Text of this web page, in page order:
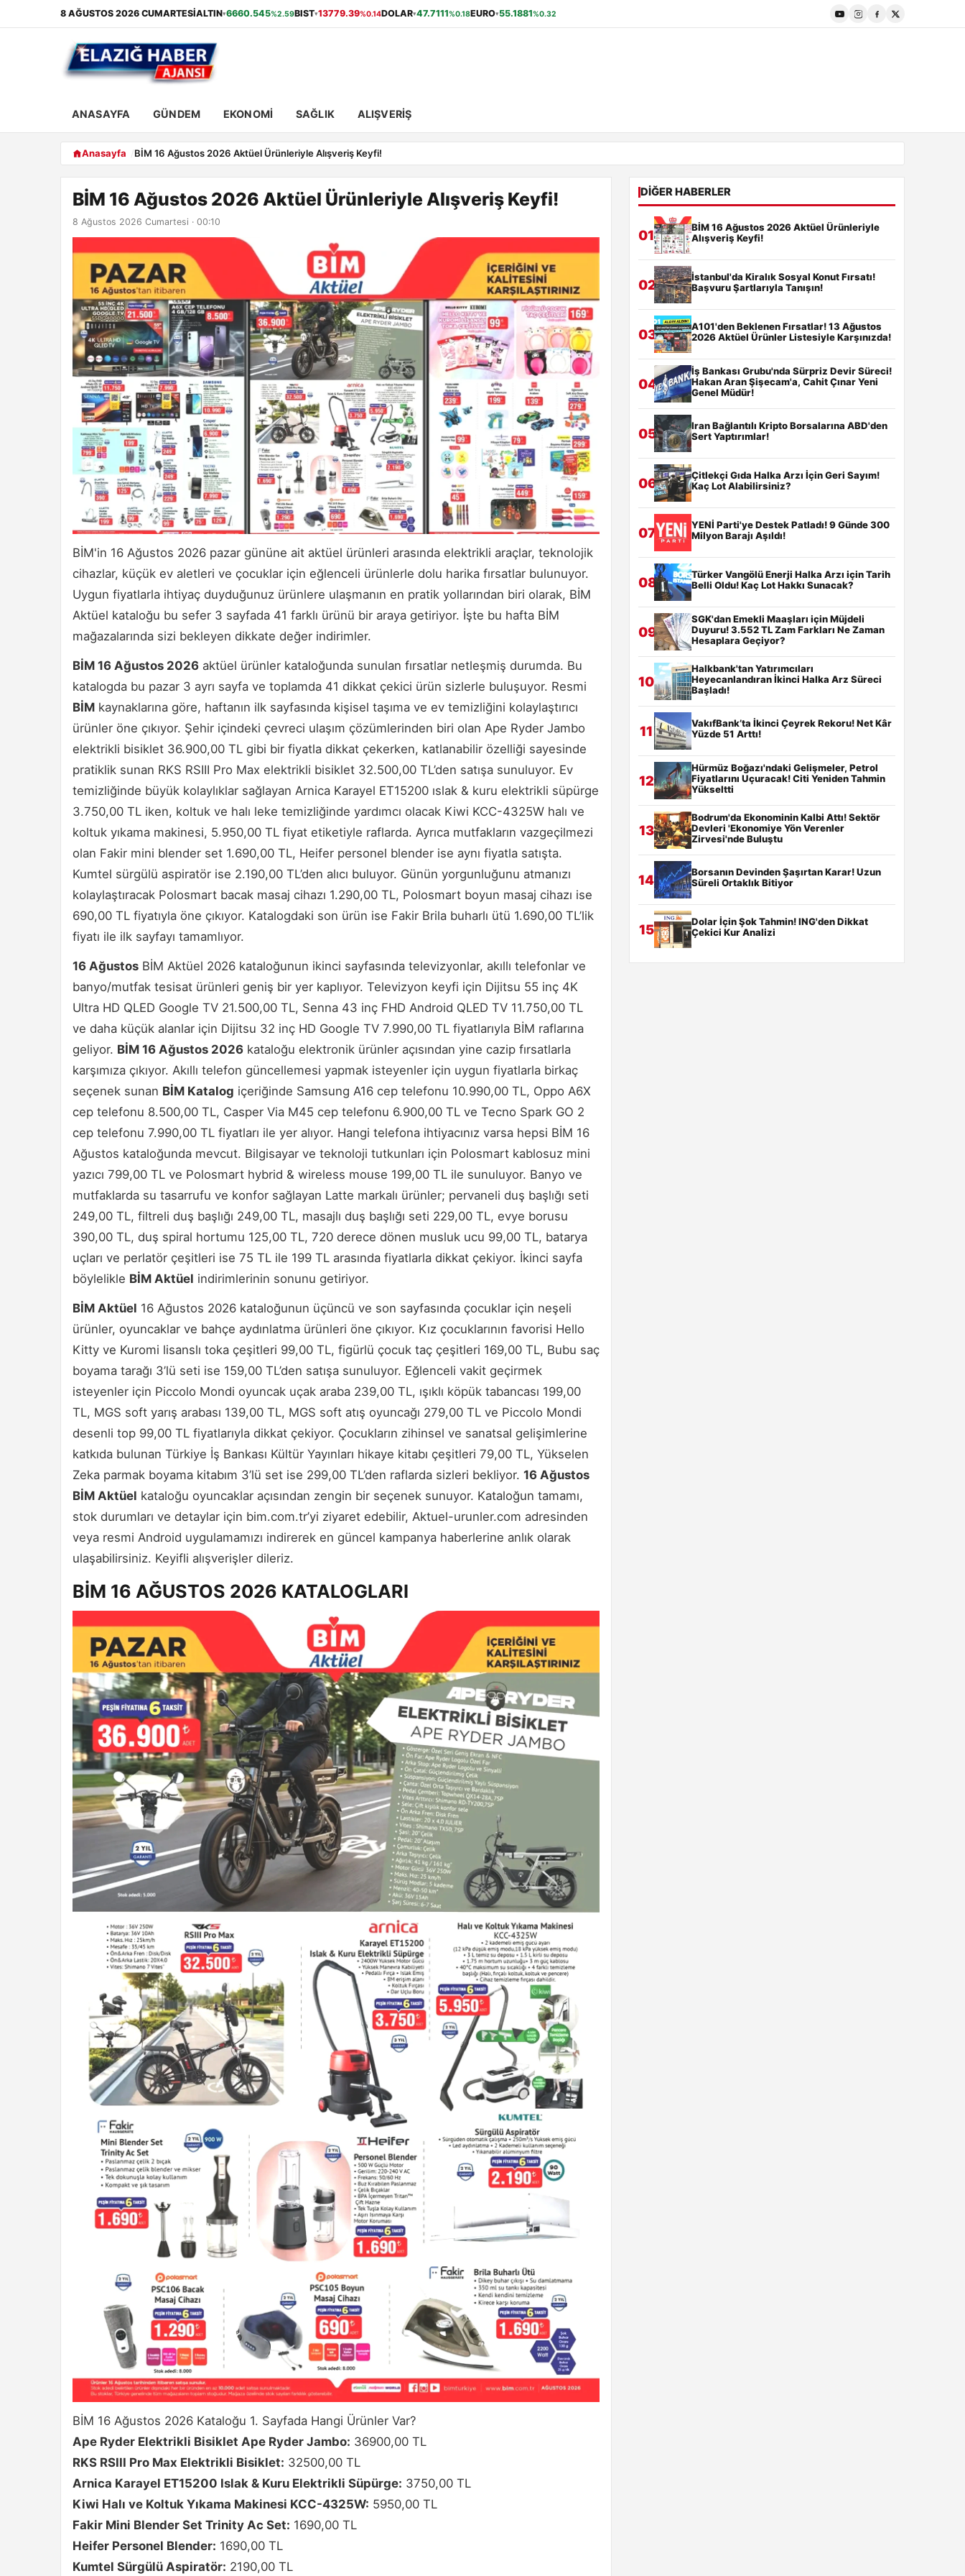
8 AĞUSTOS 2026 CUMARTESIALTIN▾6660.545%2.59BIST▾13779.39%0.14DOLAR▾47.7111%0.18EURO▾55.1881%0.32
ANASAYFA GÜNDEM EKONOMI SAĞLIK ALIŞVERIŞ
Anasayfa BİM 16 Ağustos 2026 Aktüel Ürünleriyle Alışveriş Keyfi!
BİM 16 Ağustos 2026 Aktüel Ürünleriyle Alışveriş Keyfi!
8 Ağustos 2026 Cumartesi · 00:10
BİM'in 16 Ağustos 2026 pazar gününe ait aktüel ürünleri arasında elektrikli araçlar, teknolojik
cihazlar, küçük ev aletleri ve çocuklar için eğlenceli ürünlerle dolu harika fırsatlar bulunuyor.
Uygun fiyatlarla ihtiyaç duyduğunuz ürünlere ulaşmanın en pratik yollarından biri olarak, BİM
Aktüel kataloğu bu sefer 3 sayfada 41 farklı ürünü bir araya getiriyor. İşte bu hafta BİM
mağazalarında sizi bekleyen dikkate değer indirimler.
BİM 16 Ağustos 2026 aktüel ürünler kataloğunda sunulan fırsatlar netleşmiş durumda. Bu
katalogda bu pazar 3 ayrı sayfa ve toplamda 41 dikkat çekici ürün sizlerle buluşuyor. Resmi
BİM kaynaklarına göre, haftanın ilk sayfasında kişisel taşıma ve ev temizliğini kolaylaştırıcı
ürünler öne çıkıyor. Şehir içindeki çevreci ulaşım çözümlerinden biri olan Ape Ryder Jambo
elektrikli bisiklet 36.900,00 TL gibi bir fiyatla dikkat çekerken, katlanabilir özelliği sayesinde
pratiklik sunan RKS RSIII Pro Max elektrikli bisiklet 32.500,00 TL’den satışa sunuluyor. Ev
temizliğinde büyük kolaylıklar sağlayan Arnica Karayel ET15200 ıslak & kuru elektrikli süpürge
3.750,00 TL iken, koltuk ve halı leke temizliğinde yardımcı olacak Kiwi KCC-4325W halı ve
koltuk yıkama makinesi, 5.950,00 TL fiyat etiketiyle raflarda. Ayrıca mutfakların vazgeçilmezi
olan Fakir mini blender set 1.690,00 TL, Heifer personel blender ise aynı fiyatla satışta.
Kumtel sürgülü aspiratör ise 2.190,00 TL’den alıcı buluyor. Günün yorgunluğunu atmanızı
kolaylaştıracak Polosmart bacak masaj cihazı 1.290,00 TL, Polosmart boyun masaj cihazı ise
690,00 TL fiyatıyla öne çıkıyor. Katalogdaki son ürün ise Fakir Brila buharlı ütü 1.690,00 TL’lik
fiyatı ile ilk sayfayı tamamlıyor.
16 Ağustos BİM Aktüel 2026 kataloğunun ikinci sayfasında televizyonlar, akıllı telefonlar ve
banyo/mutfak tesisat ürünleri geniş bir yer kaplıyor. Televizyon keyfi için Dijitsu 55 inç 4K
Ultra HD QLED Google TV 21.500,00 TL, Senna 43 inç FHD Android QLED TV 11.750,00 TL
ve daha küçük alanlar için Dijitsu 32 inç HD Google TV 7.990,00 TL fiyatlarıyla BİM raflarına
geliyor. BİM 16 Ağustos 2026 kataloğu elektronik ürünler açısından yine cazip fırsatlarla
karşımıza çıkıyor. Akıllı telefon güncellemesi yapmak isteyenler için uygun fiyatlarla birkaç
seçenek sunan BİM Katalog içeriğinde Samsung A16 cep telefonu 10.990,00 TL, Oppo A6X
cep telefonu 8.500,00 TL, Casper Via M45 cep telefonu 6.900,00 TL ve Tecno Spark GO 2
cep telefonu 7.990,00 TL fiyatları ile yer alıyor. Hangi telefona ihtiyacınız varsa hepsi BİM 16
Ağustos kataloğunda mevcut. Bilgisayar ve teknoloji tutkunları için Polosmart kablosuz mini
yazıcı 799,00 TL ve Polosmart hybrid & wireless mouse 199,00 TL ile sunuluyor. Banyo ve
mutfaklarda su tasarrufu ve konfor sağlayan Latte markalı ürünler; pervaneli duş başlığı seti
249,00 TL, filtreli duş başlığı 249,00 TL, masajlı duş başlığı seti 229,00 TL, evye borusu
390,00 TL, duş spiral hortumu 125,00 TL, 720 derece dönen musluk ucu 99,00 TL, batarya
uçları ve perlatör çeşitleri ise 75 TL ile 199 TL arasında fiyatlarla dikkat çekiyor. İkinci sayfa
böylelikle BİM Aktüel indirimlerinin sonunu getiriyor.
BİM Aktüel 16 Ağustos 2026 kataloğunun üçüncü ve son sayfasında çocuklar için neşeli
ürünler, oyuncaklar ve bahçe aydınlatma ürünleri öne çıkıyor. Kız çocuklarının favorisi Hello
Kitty ve Kuromi lisanslı toka çeşitleri 99,00 TL, figürlü çocuk taç çeşitleri 169,00 TL, Bubu saç
boyama tarağı 3’lü seti ise 159,00 TL’den satışa sunuluyor. Eğlenceli vakit geçirmek
isteyenler için Piccolo Mondi oyuncak uçak araba 239,00 TL, ışıklı köpük tabancası 199,00
TL, MGS soft yarış arabası 139,00 TL, MGS soft atış oyuncağı 279,00 TL ve Piccolo Mondi
desenli top 99,00 TL fiyatlarıyla dikkat çekiyor. Çocukların zihinsel ve sanatsal gelişimlerine
katkıda bulunan Türkiye İş Bankası Kültür Yayınları hikaye kitabı çeşitleri 79,00 TL, Yükselen
Zeka parmak boyama kitabım 3’lü set ise 299,00 TL’den raflarda sizleri bekliyor. 16 Ağustos
BİM Aktüel kataloğu oyuncaklar açısından zengin bir seçenek sunuyor. Kataloğun tamamı,
stok durumları ve detaylar için bim.com.tr’yi ziyaret edebilir, Aktuel-urunler.com adresinden
veya resmi Android uygulamamızı indirerek en güncel kampanya haberlerine anlık olarak
ulaşabilirsiniz. Keyifli alışverişler dileriz.
BİM 16 AĞUSTOS 2026 KATALOGLARI
BİM 16 Ağustos 2026 Kataloğu 1. Sayfada Hangi Ürünler Var?
Ape Ryder Elektrikli Bisiklet Ape Ryder Jambo: 36900,00 TL
RKS RSIII Pro Max Elektrikli Bisiklet: 32500,00 TL
Arnica Karayel ET15200 Islak & Kuru Elektrikli Süpürge: 3750,00 TL
Kiwi Halı ve Koltuk Yıkama Makinesi KCC-4325W: 5950,00 TL
Fakir Mini Blender Set Trinity Ac Set: 1690,00 TL
Heifer Personel Blender: 1690,00 TL
Kumtel Sürgülü Aspiratör: 2190,00 TL
DIĞER HABERLER
01
BİM 16 Ağustos 2026 Aktüel Ürünleriyle
Alışveriş Keyfi!
02
İstanbul'da Kiralık Sosyal Konut Fırsatı!
Başvuru Şartlarıyla Tanışın!
03
A101'den Beklenen Fırsatlar! 13 Ağustos
2026 Aktüel Ürünler Listesiyle Karşınızda!
04
İş Bankası Grubu'nda Sürpriz Devir Süreci!
Hakan Aran Şişecam'a, Cahit Çınar Yeni
Genel Müdür!
05
Iran Bağlantılı Kripto Borsalarına ABD'den
Sert Yaptırımlar!
06
Çitlekçi Gıda Halka Arzı İçin Geri Sayım!
Kaç Lot Alabilirsiniz?
07
YENİ Parti'ye Destek Patladı! 9 Günde 300
Milyon Barajı Aşıldı!
08
Türker Vangölü Enerji Halka Arzı için Tarih
Belli Oldu! Kaç Lot Hakkı Sunacak?
09
SGK'dan Emekli Maaşları için Müjdeli
Duyuru! 3.552 TL Zam Farkları Ne Zaman
Hesaplara Geçiyor?
10
Halkbank'tan Yatırımcıları
Heyecanlandıran İkinci Halka Arz Süreci
Başladı!
11
VakıfBank’ta İkinci Çeyrek Rekoru! Net Kâr
Yüzde 51 Arttı!
12
Hürmüz Boğazı'ndaki Gelişmeler, Petrol
Fiyatlarını Uçuracak! Citi Yeniden Tahmin
Yükseltti
13
Bodrum'da Ekonominin Kalbi Attı! Sektör
Devleri 'Ekonomiye Yön Verenler
Zirvesi'nde Buluştu
14
Borsanın Devinden Şaşırtan Karar! Uzun
Süreli Ortaklık Bitiyor
15
Dolar İçin Şok Tahmin! ING'den Dikkat
Çekici Kur Analizi